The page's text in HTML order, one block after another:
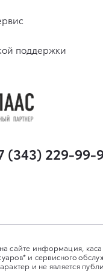
поддержки
(343) 229-99-
сайте информация,
и сервисного
и не является